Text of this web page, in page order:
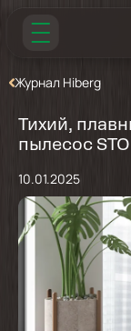
Журнал Hiberg
Тихий,
пылесос
10.01.2025